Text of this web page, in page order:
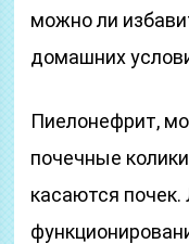
можно ли
домашних
Пиелонефрит,
почечные
касаются